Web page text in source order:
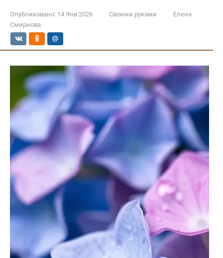
Опубликовано: 14 Янв 2026 Своими руками
Елена
Смирнова